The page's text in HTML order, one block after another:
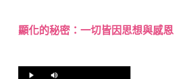
顯化的秘密：一切皆因思想與感